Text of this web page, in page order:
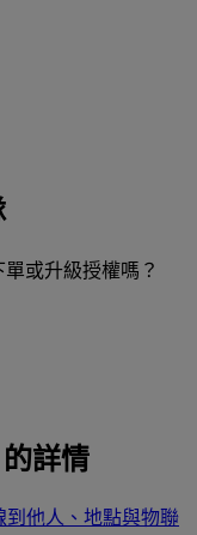
或升級授權嗎？
詳情
到他人、地點與物聯